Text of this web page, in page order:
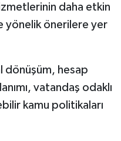
daha etkin
yönelik önerilere yer
dönüşüm, hesap
vatandaş odaklı
kamu politikaları